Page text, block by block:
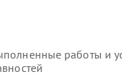
работы и